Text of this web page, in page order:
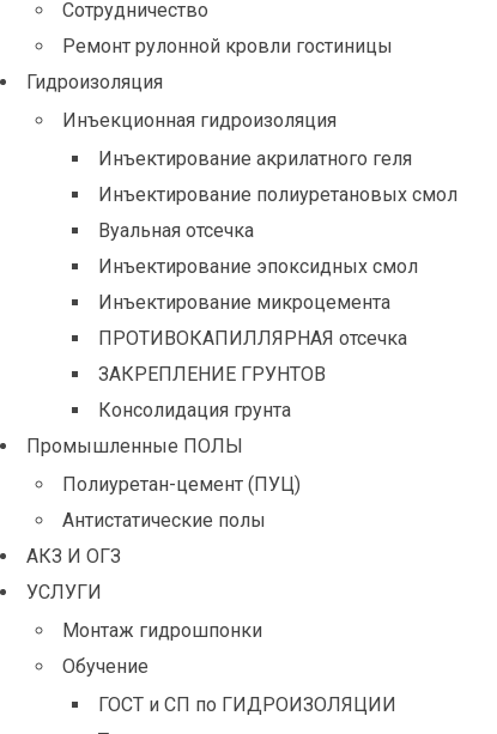
Сотрудничество
Ремонт рулонной кровли гостиницы
Гидроизоляция
Инъекционная гидроизоляция
Инъектирование акрилатного геля
Инъектирование полиуретановых смол
Вуальная отсечка
Инъектирование эпоксидных смол
Инъектирование микроцемента
ПРОТИВОКАПИЛЛЯРНАЯ отсечка
ЗАКРЕПЛЕНИЕ ГРУНТОВ
Консолидация грунта
Промышленные ПОЛЫ
Полиуретан-цемент (ПУЦ)
Антистатические полы
АКЗ И ОГЗ
УСЛУГИ
Монтаж гидрошпонки
Обучение
ГОСТ и СП по ГИДРОИЗОЛЯЦИИ